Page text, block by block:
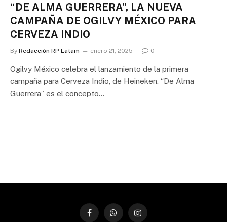
“DE ALMA GUERRERA”, LA NUEVA
CAMPAÑA DE OGILVY MÉXICO PARA
CERVEZA INDIO
By Redacción RP Latam enero 21, 2025 0
Ogilvy México celebra el lanzamiento de la primera
campaña para Cerveza Indio, de Heineken. “De Alma
Guerrera” es el concepto…
FacebookWhatsAppInstagram